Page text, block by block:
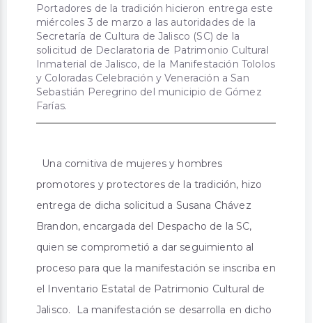
Portadores de la tradición hicieron entrega este
miércoles 3 de marzo a las autoridades de la
Secretaría de Cultura de Jalisco (SC) de la
solicitud de Declaratoria de Patrimonio Cultural
Inmaterial de Jalisco, de la Manifestación Tololos
y Coloradas Celebración y Veneración a San
Sebastián Peregrino del municipio de Gómez
Farías.
Una comitiva de mujeres y hombres
promotores y protectores de la tradición, hizo
entrega de dicha solicitud a Susana Chávez
Brandon, encargada del Despacho de la SC,
quien se comprometió a dar seguimiento al
proceso para que la manifestación se inscriba en
el Inventario Estatal de Patrimonio Cultural de
Jalisco. La manifestación se desarrolla en dicho